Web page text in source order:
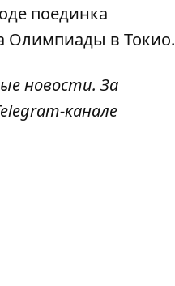
поединка
Олимпиады в Токио.
новости. За
канале